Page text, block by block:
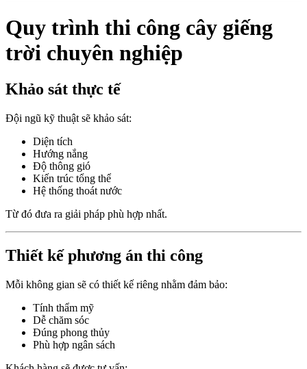
Quy trình thi công cây giếng
trời chuyên nghiệp
Khảo sát thực tế
Đội ngũ kỹ thuật sẽ khảo sát:
Diện tích
Hướng nắng
Độ thông gió
Kiến trúc tổng thể
Hệ thống thoát nước
Từ đó đưa ra giải pháp phù hợp nhất.
Thiết kế phương án thi công
Mỗi không gian sẽ có thiết kế riêng nhằm đảm bảo:
Tính thẩm mỹ
Dễ chăm sóc
Đúng phong thủy
Phù hợp ngân sách